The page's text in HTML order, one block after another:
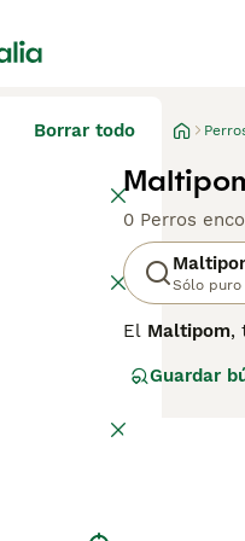
Borrar todo
0 Perros
Sólo puro
El Maltipom,
ideal. Con
en una
niños y
manto de
familias,
Guardar